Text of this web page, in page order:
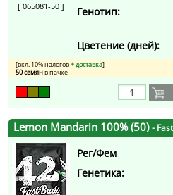
[ 065081-50 ]
Генотип:
Цветение (дней):
[вкл. 10% налогов+ доставка]
50 семянв пачке
Lemon Mandarin 100% (50)-
Рег/Фем
Генетика: